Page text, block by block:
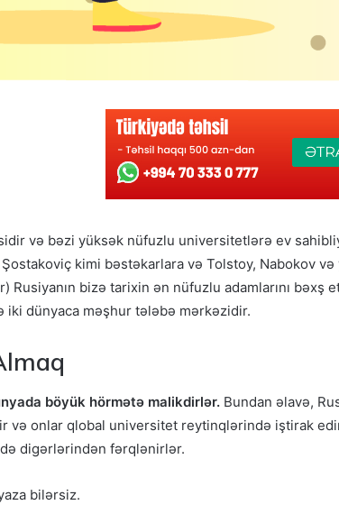
və bəzi yüksək nüfuzlu universitetlərə ev
Şostakoviç kimi bəstəkarlara və Tolstoy, Nabokov
Rusiyanın bizə tarixin ən nüfuzlu adamlarını
iki dünyaca məşhur tələbə mərkəzidir.
böyük hörmətə malikdirlər. Bundan əlavə,
və onlar qlobal universitet reytinqlərində iştirak
digərlərindən fərqlənirlər.
bilərsiz.